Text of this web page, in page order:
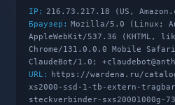
IP: 216.73.217.18 (US,
Браузер: Mozilla/5.0 (Linux;
AppleWebKit/537.36 (KHTML,
Chrome/131.0.0.0 Mobile
ClaudeBot/1.0;
URL:
https://wardena.ru/
xs2000-ssd-1-tb-extern-
steckverbinder-sxs20001000g-